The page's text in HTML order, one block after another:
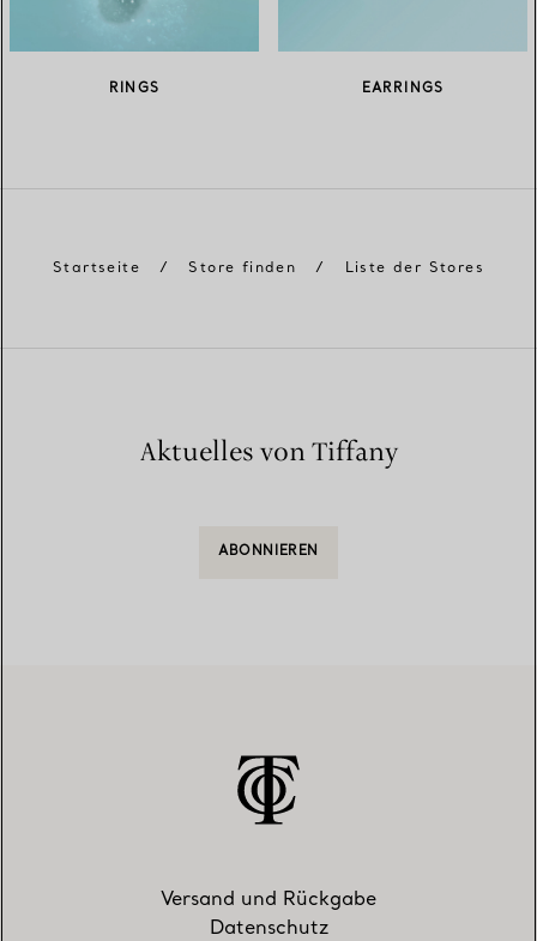
RINGS EARRINGS
Startseite / Store finden / Liste der Stores
Aktuelles von Tiffany
ABONNIEREN
Versand und Rückgabe
Datenschutz